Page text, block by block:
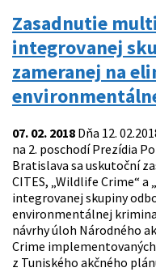
Zasadnutie
integrovanej
zameranej na
07. 02. 2018 Dňa 12.
na 2. poschodí Prezídia
Bratislava sa uskutoční
CITES, „Wildlife Crime“
integrovanej skupiny
environmentálnej
návrhy úloh Národného
Crime
z Tuniského akčného